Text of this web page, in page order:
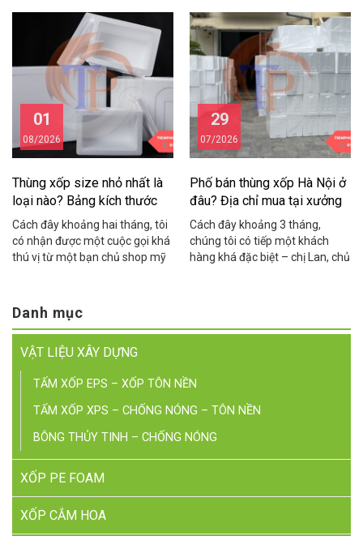
trong lĩnh vực vật liệu cách
nhiệt, cách âm, chống nóng.
Cách đây khoảng hai năm,
chúng tôi nhận được cuộc gọi
từ anh Hùng – chủ một […]
Cầu Giấy. Chị chia sẻ rằng mỗi
tháng shop mất gần 15 triệu
đồng vì tôm cua bị hỏng trong
quá trình vận chuyển do dùng
thùng xốp kém chất […]
01
08/2026
Thùng xốp size nhỏ nhất là
loại nào? Bảng kích thước
chuẩn
Cách đây khoảng hai tháng, tôi
có nhận được một cuộc gọi khá
thú vị từ một bạn chủ shop mỹ
hàng yến sào mà thùng to quá,
khách nhận hàng cứ hỏi sao
thùng rỗng nửa, nhìn không
chuyên nghiệp, […]
29
07/2026
Phố bán thùng xốp Hà Nội ở
đâu? Địa chỉ mua tại xưởng
giá rẻ
Cách đây khoảng 3 tháng,
chúng tôi có tiếp một khách
hàng khá đặc biệt – chị Lan, chủ
Yên Phụ để mua thùng xốp lẻ,
Danh mục
VẬT LIỆU XÂY DỰNG
TẤM XỐP EPS – XỐP TÔN NỀN
TẤM XỐP XPS – CHỐNG NÓNG – TÔN NỀN
BÔNG THỦY TINH – CHỐNG NÓNG
XỐP PE FOAM
XỐP CẮM HOA